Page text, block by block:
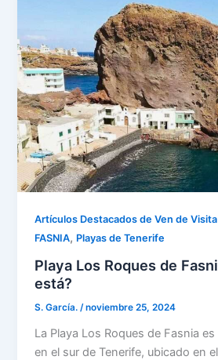
Artículos Destacados de Ven de
FASNIA, Playas de Tenerife
Playa Los Roques de
está?
S. García. /noviembre 25, 2024
La Playa Los Roques de Fasnia
en el sur de Tenerife, ubicado en